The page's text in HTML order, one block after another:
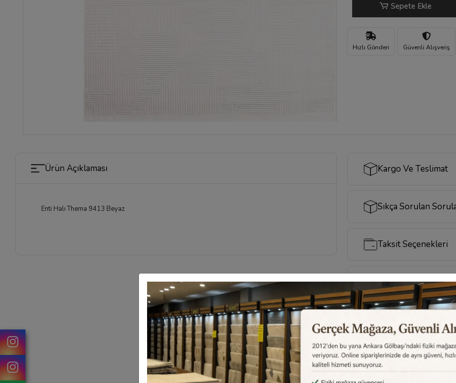
Sepete Ekle
Hızlı Gönderi Güvenli Alışveriş
Ürün Açıklaması
Enti Halı Thema 9413 Beyaz
Kargo Ve Teslimat
Sıkça Sorulan
Taksit Seçenekleri
Değerlendirmeler
Aklınızdaki soruların
cevapları için